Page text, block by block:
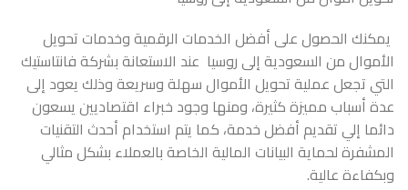
يمكنك الحصول على أفضل الخدمات الرقمية وخدمات تحويل
الأموال من السعودية إلى روسيا عند الاستعانة بشركة فانتاستيك
التي تجعل عملية تحويل الأموال سهلة وسريعة وذلك يعود إلى
عدة أسباب مميزة كثيرة، ومنها وجود خبراء اقتصاديين يسعون
دائما إلي تقديم أفضل خدمة، كما يتم استخدام أحدث التقنيات
المشفرة لحماية البيانات المالية الخاصة بالعملاء بشكل مثالي
وبكفاءة عالية.